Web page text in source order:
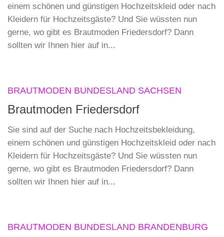
einem schönen und günstigen Hochzeitskleid oder nach
Kleidern für Hochzeitsgäste? Und Sie wüssten nun
gerne, wo gibt es Brautmoden Friedersdorf? Dann
sollten wir Ihnen hier auf in...
BRAUTMODEN BUNDESLAND SACHSEN
Brautmoden Friedersdorf
Sie sind auf der Suche nach Hochzeitsbekleidung,
einem schönen und günstigen Hochzeitskleid oder nach
Kleidern für Hochzeitsgäste? Und Sie wüssten nun
gerne, wo gibt es Brautmoden Friedersdorf? Dann
sollten wir Ihnen hier auf in...
BRAUTMODEN BUNDESLAND BRANDENBURG